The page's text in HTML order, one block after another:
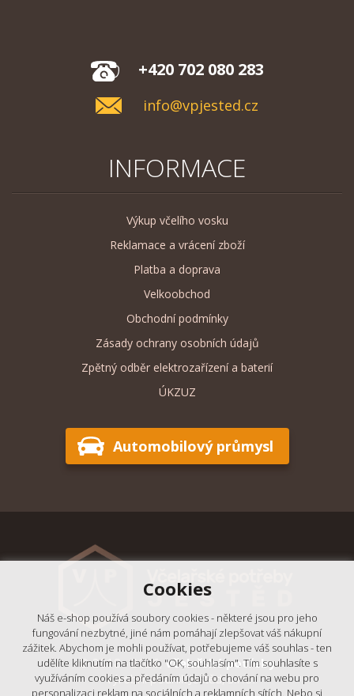
+420 702 080 283
info@vpjested.cz
INFORMACE
Výkup včelího vosku
Reklamace a vrácení zboží
Platba a doprava
Velkoobchod
Obchodní podmínky
Zásady ochrany osobních údajů
Zpětný odběr elektrozařízení a baterií
ÚKZUZ
Automobilový průmysl
© 2018 - 2026, Včelařské potřeby
- Výrobní podnik Ještěd, s.r.o.
Cookies
Náš e-shop používá soubory cookies - některé jsou pro jeho
fungování nezbytné, jiné nám pomáhají zlepšovat váš nákupní
zážitek. Abychom je mohli používat, potřebujeme váš souhlas - ten
udělíte kliknutím na tlačítko "OK, souhlasím". Tím souhlasíte s
využíváním cookies a předáním údajů o chování na webu pro
personalizaci reklam na sociálních a reklamních sítích. Nebo si